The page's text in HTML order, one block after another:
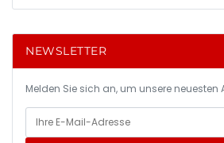
NEWSLETTER
Melden Sie sich an, um unsere